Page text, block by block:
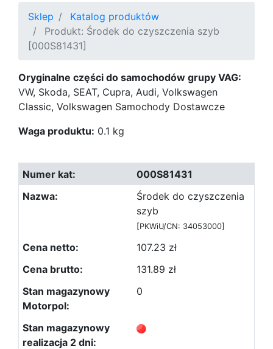
Sklep
Katalog produktów
Produkt: Środek do czyszczenia szyb
[000S81431]
Oryginalne części do samochodów grupy VAG:
VW, Skoda, SEAT, Cupra, Audi, Volkswagen
Classic, Volkswagen Samochody Dostawcze
Waga produktu: 0.1 kg
000S81431
Środek do czyszczenia
szyb
[PKWiU/CN: 34053000]
107.23 zł
131.89 zł
0